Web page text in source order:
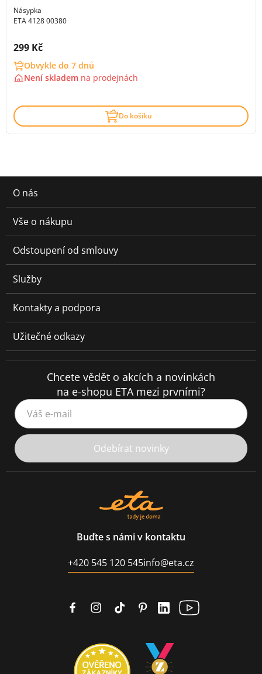
Násypka
ETA 4128 00380
Cena s DPH:
299 Kč
Obvykle do 7 dnů
Není skladem na prodejnách
Do košíku
O nás
Vše o nákupu
Odstoupení od smlouvy
Služby
Kontakty a podpora
Užitečné odkazy
Chcete vědět o akcích a novinkách
na e-shopu ETA mezi prvními?
Váš e-mail
Odebírat novinky
Buďte s námi v kontaktu
+420 545 120 545info@eta.cz